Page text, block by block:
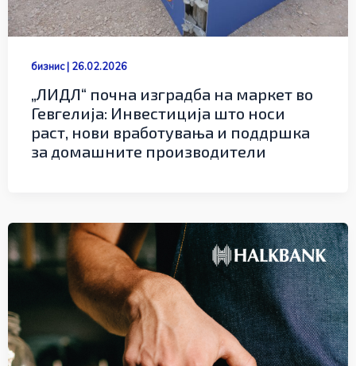
бизнис| 26.02.2026
„ЛИДЛ“ почна изградба на маркет во
Гевгелија: Инвестиција што носи
раст, нови вработувања и поддршка
за домашните производители